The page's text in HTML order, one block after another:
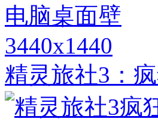
3440x1440
精灵旅社3：